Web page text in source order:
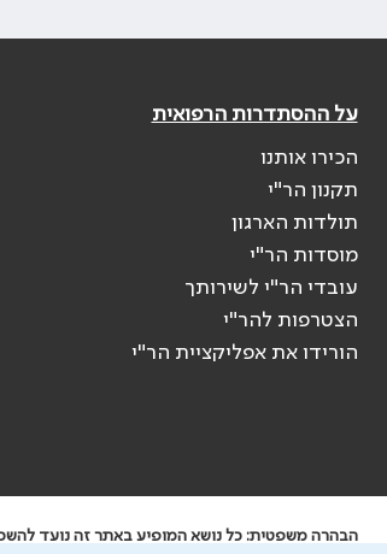
על ההסתדרות הרפואית
הכירו אותנו
תקנון הר"י
תולדות הארגון
מוסדות הר"י
עובדי הר"י לשירותך
הצטרפות להר"י
הורידו את אפליקציית הר"י
הבהרה משפטית: כל נושא המופיע באתר זה נועד